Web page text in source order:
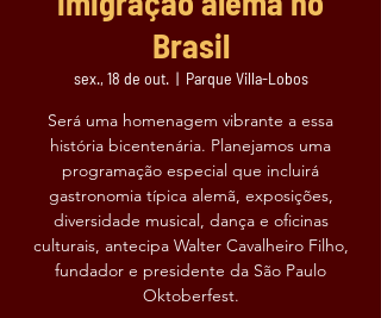
Brasil
sex., 18 de out.
  |
Parque Villa-Lobos
Será uma homenagem vibrante a essa
história bicentenária. Planejamos uma
programação especial que incluirá
gastronomia típica alemã, exposições,
diversidade musical, dança e oficinas
culturais, antecipa Walter Cavalheiro Filho,
fundador e presidente da São Paulo
Oktoberfest.